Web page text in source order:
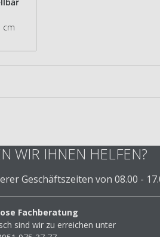
cm
WIR IHNEN HELFEN?
Geschäftszeiten von 08.00 -
Fachberatung
sind wir zu erreichen unter